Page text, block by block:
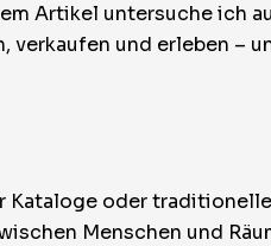
Artikel untersuche ich
und erleben –
oder
Menschen und